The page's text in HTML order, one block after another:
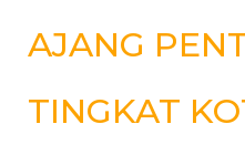
AJANG
TINGKAT